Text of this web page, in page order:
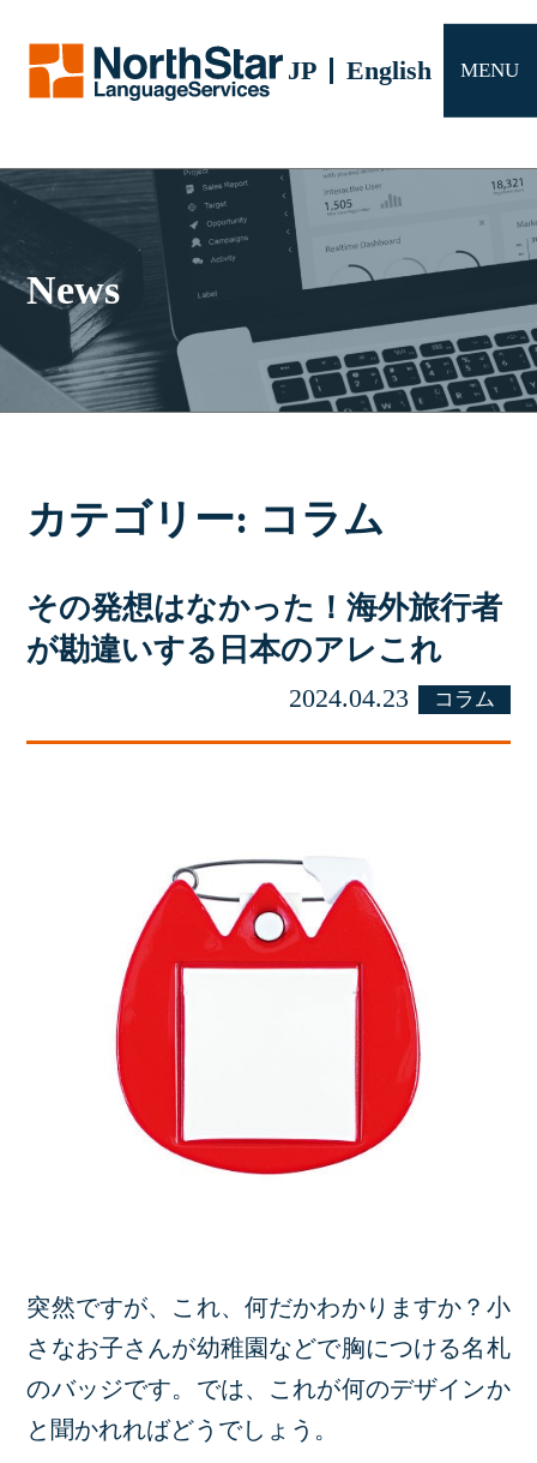
JP English MENU
サービス
会社概要
お問い合わせ
News
カテゴリー: コラム
その発想はなかった！海外旅行者
が勘違いする日本のアレこれ
2024.04.23 コラム
突然ですが、これ、何だかわかりますか？小
さなお子さんが幼稚園などで胸につける名札
のバッジです。では、これが何のデザインか
と聞かれればどうでしょう。